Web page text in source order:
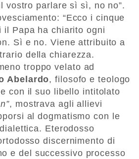
vostro parlare sì sì, no no”.
“Ecco i cinque
il Papa ha chiarito ogni
Sì e no. Viene attribuito a
della chiarezza.
troppo velato ad
Abelardo, filosofo e teologo
con il suo libello intitolato
, mostrava agli allievi
al dogmatismo con le
Eterodosso
discernimento di
e del successivo processo